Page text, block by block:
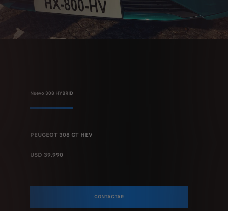
PEUGEOT 308 GT HEV
USD 39.990
CONTACTAR
Nuevo 308 HYBRID